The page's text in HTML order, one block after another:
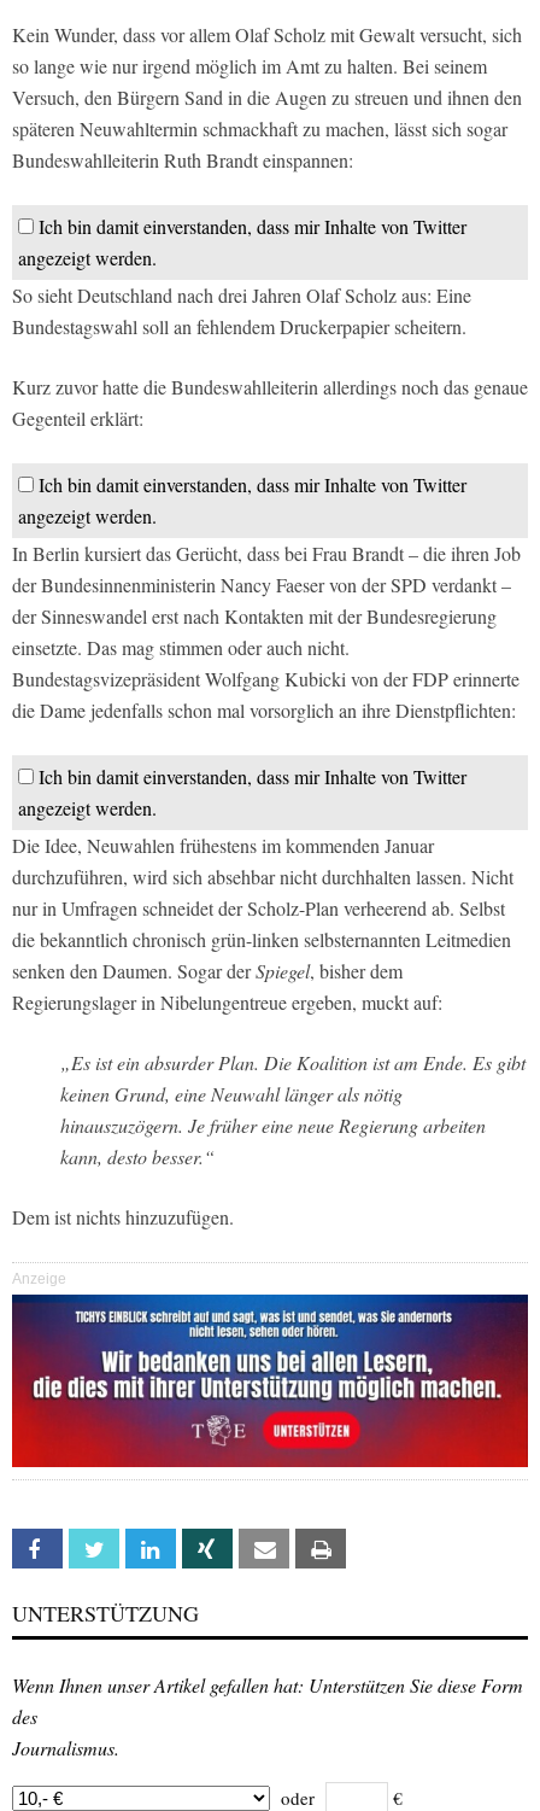
Kein Wunder, dass vor allem Olaf Scholz mit Gewalt versucht, sich
so lange wie nur irgend möglich im Amt zu halten. Bei seinem
Versuch, den Bürgern Sand in die Augen zu streuen und ihnen den
späteren Neuwahltermin schmackhaft zu machen, lässt sich sogar
Bundeswahlleiterin Ruth Brandt einspannen:
Ich bin damit einverstanden, dass mir Inhalte von Twitter
angezeigt werden.
So sieht Deutschland nach drei Jahren Olaf Scholz aus: Eine
Bundestagswahl soll an fehlendem Druckerpapier scheitern.
Kurz zuvor hatte die Bundeswahlleiterin allerdings noch das genaue
Gegenteil erklärt:
Ich bin damit einverstanden, dass mir Inhalte von Twitter
angezeigt werden.
In Berlin kursiert das Gerücht, dass bei Frau Brandt – die ihren Job
der Bundesinnenministerin Nancy Faeser von der SPD verdankt –
der Sinneswandel erst nach Kontakten mit der Bundesregierung
einsetzte. Das mag stimmen oder auch nicht.
Bundestagsvizepräsident Wolfgang Kubicki von der FDP erinnerte
die Dame jedenfalls schon mal vorsorglich an ihre Dienstpflichten:
Ich bin damit einverstanden, dass mir Inhalte von Twitter
angezeigt werden.
Die Idee, Neuwahlen frühestens im kommenden Januar
durchzuführen, wird sich absehbar nicht durchhalten lassen. Nicht
nur in Umfragen schneidet der Scholz-Plan verheerend ab. Selbst
die bekanntlich chronisch grün-linken selbsternannten Leitmedien
senken den Daumen. Sogar derSpiegel, bisher dem
Regierungslager in Nibelungentreue ergeben, muckt auf:
„Es ist ein absurder Plan. Die Koalition ist am Ende. Es gibt
keinen Grund, eine Neuwahl länger als nötig
hinauszuzögern. Je früher eine neue Regierung arbeiten
kann, desto besser.“
Dem ist nichts hinzuzufügen.
Anzeige
Facebook Twitter Linkedin Xing Email
UNTERSTÜTZUNG
Wenn Ihnen unser Artikel gefallen hat: Unterstützen Sie diese Form
des
Journalismus.
oder €